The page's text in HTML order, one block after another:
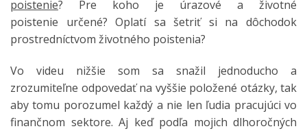
poistenie? Pre koho je úrazové a životné
poistenie určené? Oplatí sa šetriť si na dôchodok
prostredníctvom životného poistenia?
Vo videu nižšie som sa snažil jednoducho a
zrozumiteľne odpovedať na vyššie položené otázky, tak
aby tomu porozumel každý a nie len ľudia pracujúci vo
finančnom sektore. Aj keď podľa mojich dlhoročných